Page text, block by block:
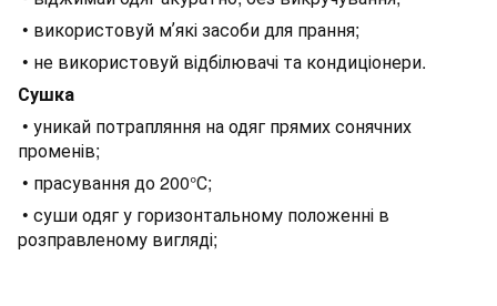
• використовуй мʼякі засоби для прання;
• не використовуй відбілювачі та кондиціонери.
Сушка
• уникай потрапляння на одяг прямих сонячних
променів;
• прасування до 200°С;
• суши одяг у горизонтальному положенні в
розправленому вигляді;